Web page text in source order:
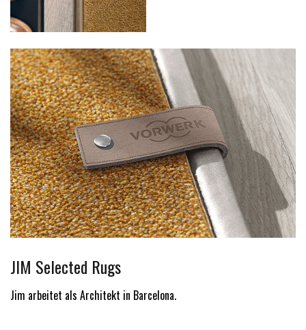
JIM Selected Rugs
Jim arbeitet als Architekt in Barcelona.